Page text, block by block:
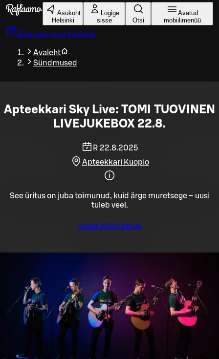
Liigu peamise sisu juurde
Asukoht
Helsinki
Logige
sisse
Otsi
Avatud
mobiilimenüü
Broneeri laud Helsinki
Avaleht
Sündmused
Apteekkari Sky Live: TOMI TUOVINEN
LIVEJUKEBOX 22.8.
R 22.8.2025
Apteekkari Kuopio
See üritus on juba toimunud, kuid ärge muretsege – uusi
tuleb veel.
Vaata kõiki üritusi